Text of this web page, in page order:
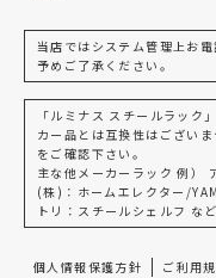
当店ではシステム管理上お
予めご了承ください。
「ルミナス スチールラック
カー品とは互換性はござい
をご確認下さい。
主な他メーカーラック 例）
(株)：ホームエレクター/
トリ：スチールシェルフ など
個人情報保護方針 ご利用